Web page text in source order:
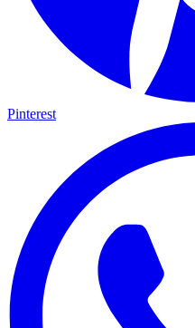
Pinterest